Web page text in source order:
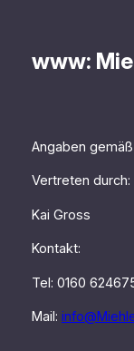
www:
Angaben
Vertreten durch:
Kai Gross
Kontakt:
Tel: 0160
Mail: